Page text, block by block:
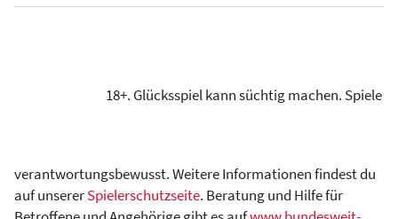
18+. Glücksspiel kann süchtig machen. Spiele
verantwortungsbewusst. Weitere Informationen findest du
auf unsererSpielerschutzseite. Beratung und Hilfe für